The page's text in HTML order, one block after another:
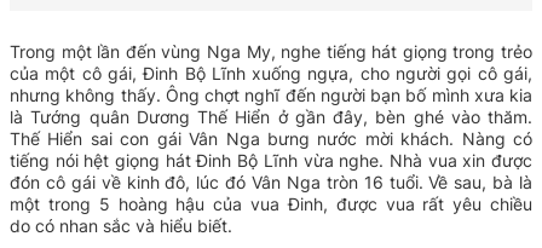
Trong một lần đến vùng Nga My, nghe tiếng hát giọng trong trẻo
của một cô gái, Đinh Bộ Lĩnh xuống ngựa, cho người gọi cô gái,
nhưng không thấy. Ông chợt nghĩ đến người bạn bố mình xưa kia
là Tướng quân Dương Thế Hiển ở gần đây, bèn ghé vào thăm.
Thế Hiển sai con gái Vân Nga bưng nước mời khách. Nàng có
tiếng nói hệt giọng hát Đinh Bộ Lĩnh vừa nghe. Nhà vua xin được
đón cô gái về kinh đô, lúc đó Vân Nga tròn 16 tuổi. Về sau, bà là
một trong 5 hoàng hậu của vua Đinh, được vua rất yêu chiều
do có nhan sắc và hiểu biết.